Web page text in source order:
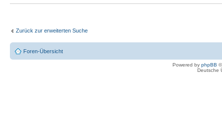
Zurück zur erweiterten Suche
Foren-Übersicht
Powered by phpBB
Deutsche